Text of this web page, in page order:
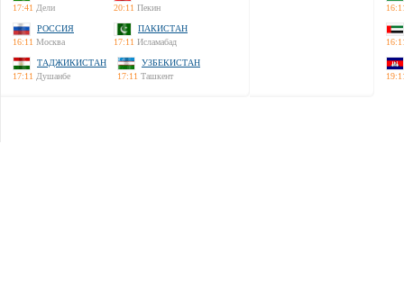
17:41 Дели
20:11 Пекин
РОССИЯ
16:11 Москва
ПАКИСТАН
17:11 Исламабад
ТАДЖИКИСТАН
17:11 Душанбе
УЗБЕКИСТАН
17:11 Ташкент